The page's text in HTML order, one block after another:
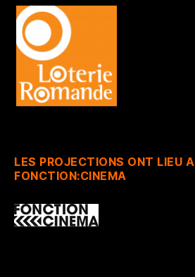
LES PROJECTIONS ONT LIEU A
FONCTION:CINEMA